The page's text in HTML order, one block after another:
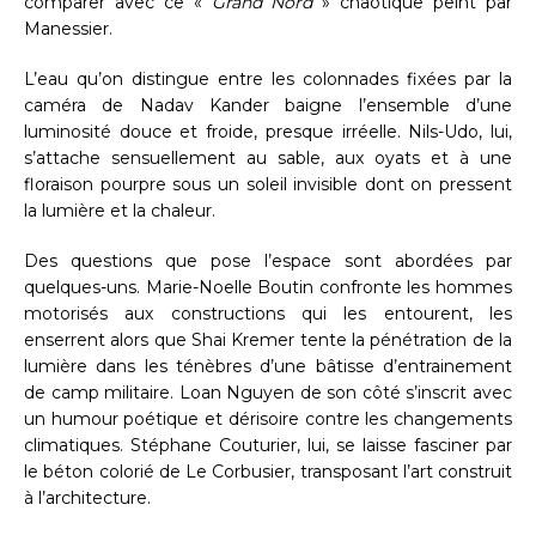
Manessier.
L’eau qu’on distingue entre les colonnades fixées par la
caméra de Nadav Kander baigne l’ensemble d’une
luminosité douce et froide, presque irréelle. Nils-Udo, lui,
s’attache sensuellement au sable, aux oyats et à une
floraison pourpre sous un soleil invisible dont on pressent
la lumière et la chaleur.
Des questions que pose l’espace sont abordées par
quelques-uns. Marie-Noelle Boutin confronte les hommes
motorisés aux constructions qui les entourent, les
enserrent alors que Shai Kremer tente la pénétration de la
lumière dans les ténèbres d’une bâtisse d’entrainement
de camp militaire. Loan Nguyen de son côté s’inscrit avec
un humour poétique et dérisoire contre les changements
climatiques. Stéphane Couturier, lui, se laisse fasciner par
le béton colorié de Le Corbusier, transposant l’art construit
à l’architecture.